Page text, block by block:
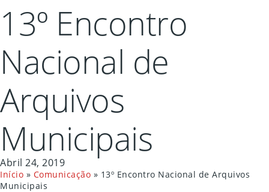
13º Encontro
Nacional de
Arquivos
Municipais
Abril 24, 2019
Início » Comunicação » 13º Encontro Nacional de Arquivos
Municipais